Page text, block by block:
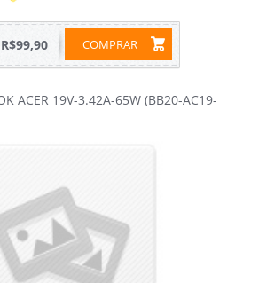
COMPRAR
R$99,90
ACER 19V-3.42A-65W (BB20-AC19-